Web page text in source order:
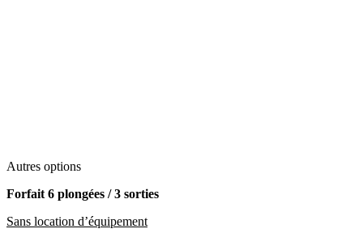
Autres options
Forfait 6 plongées / 3 sorties
Sans location d’équipement